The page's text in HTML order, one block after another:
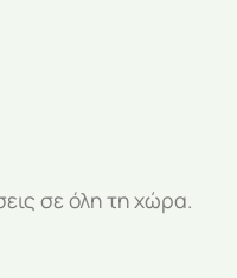
σε όλη τη χώρα.